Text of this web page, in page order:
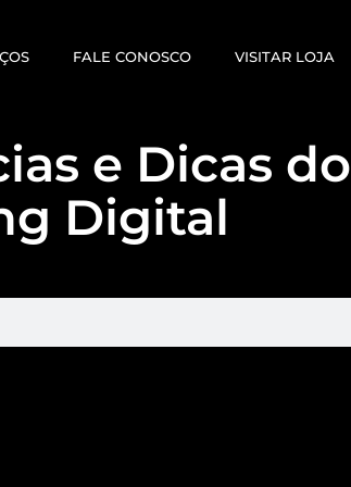
FALE CONOSCO VISITAR LOJA
e Dicas do
Digital